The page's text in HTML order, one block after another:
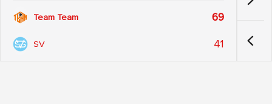
Team Team 69
SV 41